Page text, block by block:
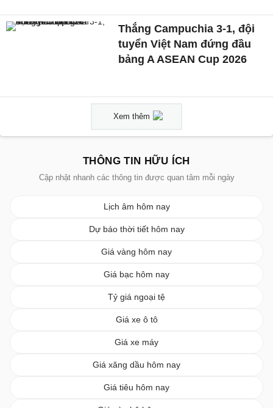
Thắng Campuchia 3-1, đội
tuyển Việt Nam đứng đầu
bảng A ASEAN Cup 2026
Xem thêm
THÔNG TIN HỮU ÍCH
Cập nhật nhanh các thông tin được quan tâm mỗi ngày
Lịch âm hôm nay
Dự báo thời tiết hôm nay
Giá vàng hôm nay
Giá bạc hôm nay
Tỷ giá ngoại tệ
Giá xe ô tô
Giá xe máy
Giá xăng dầu hôm nay
Giá tiêu hôm nay